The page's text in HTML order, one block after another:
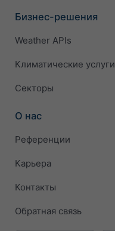
Бизнес-решения
Weather APIs
Климатические услуги
Секторы
О нас
Референции
Карьера
Контакты
Обратная связь